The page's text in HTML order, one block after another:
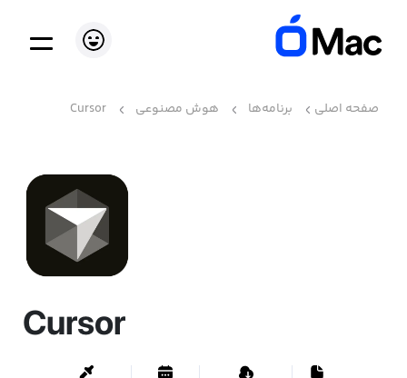
صفحه اصلی برنامه‌ها هوش مصنوعی Cursor
Cursor